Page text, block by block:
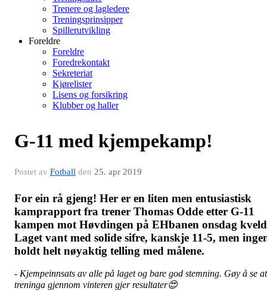
Trenere og lagledere
Treningsprinsipper
Spillerutvikling
Foreldre
Foreldre
Foredrekontakt
Sekreteriat
Kjørelister
Lisens og forsikring
Klubber og haller
G-11 med kjempekamp!
Postet av Fotball den 25. apr 2019
For ein rå gjeng! Her er en liten men entusiastisk
kamprapport fra trener Thomas Odde etter G-11
kampen mot Høvdingen på EHbanen onsdag
Laget vant med solide sifre, kanskje 11-5, men
holdt helt nøyaktig telling med målene.
- Kjempeinnsats av alle på laget og bare god stemning. Gøy å se at
treninga gjennom vinteren gjer resultater😍